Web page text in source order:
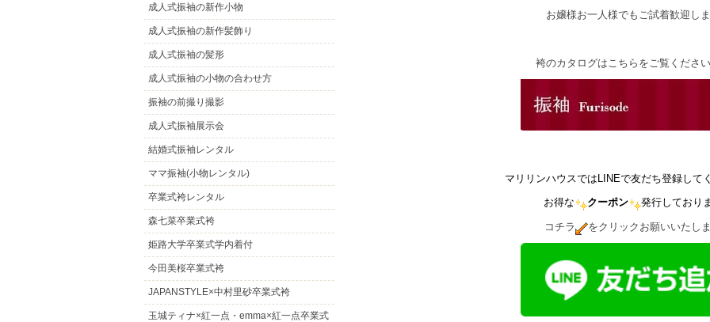
お嬢様お一人様でもご試着歓迎し
袴のカタログはこちらをご覧くださ
マリリンハウスではLINEで友だち登録して
お得な クーポン 発行しており
コチラ をクリックお願いいたし
成人式振袖の新作小物
成人式振袖の新作髪飾り
成人式振袖の髪形
成人式振袖の小物の合わせ方
振袖の前撮り撮影
成人式振袖展示会
結婚式振袖レンタル
ママ振袖(小物レンタル)
卒業式袴レンタル
森七菜卒業式袴
姫路大学卒業式学内着付
今田美桜卒業式袴
JAPANSTYLE×中村里砂卒業式袴
玉城ティナ×紅一点・emma×紅一点卒業式